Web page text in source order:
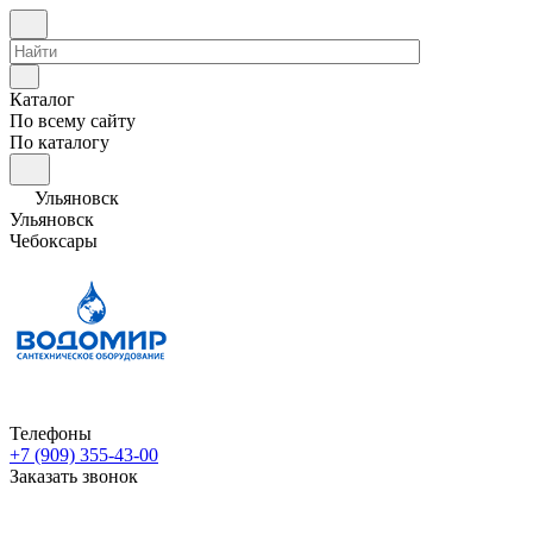
Каталог
По всему сайту
По каталогу
Ульяновск
Ульяновск
Чебоксары
Телефоны
+7 (909) 355-43-00
Заказать звонок